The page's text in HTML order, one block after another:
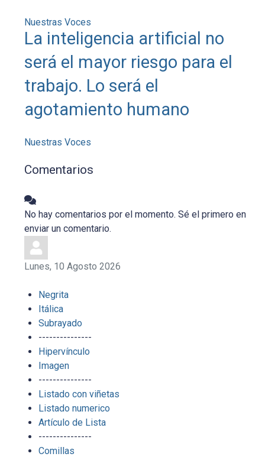
Nuestras Voces
La inteligencia artificial no
será el mayor riesgo para el
trabajo. Lo será el
agotamiento humano
Nuestras Voces
Comentarios
No hay comentarios por el momento. Sé el primero en
enviar un comentario.
Lunes, 10 Agosto 2026
Negrita
Itálica
Subrayado
---------------
Hipervínculo
Imagen
---------------
Listado con viñetas
Listado numerico
Artículo de Lista
---------------
Comillas